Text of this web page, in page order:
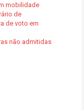
mobilidade
de
de voto em
não admitidas